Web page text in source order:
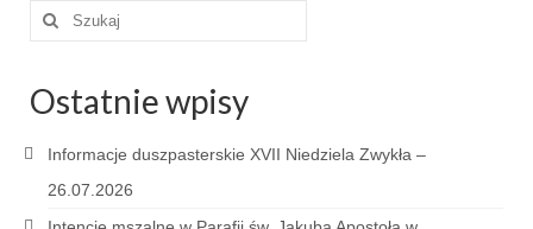
Pogrzeb katolicki
Sakrament chrztu
Sakrament bierzmowania
Szuklaj
Ostatnie wpisy
Informacje duszpasterskie XVII Niedziela Zwykła –
26.07.2026